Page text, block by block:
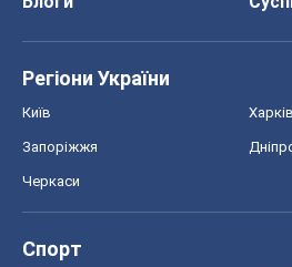
Регіони України
Київ Харків
Запоріжжя
Черкаси
Спорт